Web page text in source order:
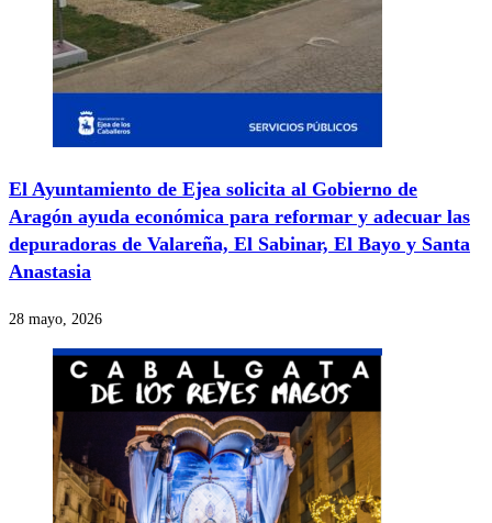
El Ayuntamiento de Ejea solicita al Gobierno de
Aragón ayuda económica para reformar y adecuar las
depuradoras de Valareña, El Sabinar, El Bayo y Santa
Anastasia
28 mayo, 2026